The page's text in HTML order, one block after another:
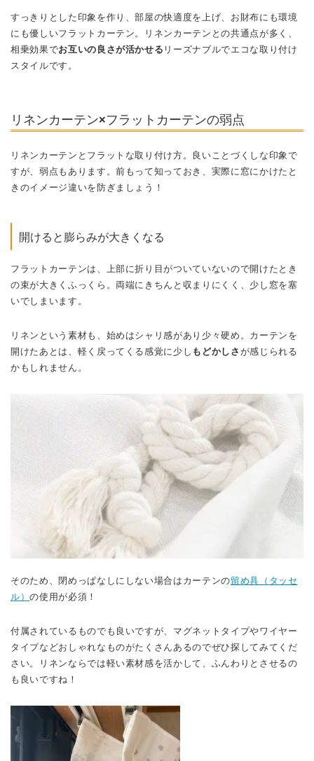
すっきりとした印象を作り、部屋の快適度を上げ、お財布にも環境
にも優しいフラットカーテン。リネンカーテンとの共通点が多く、
相乗効果でお互いの良さが活かせる リーズナブルでエコな取り付け
スタイルです。
リネンカーテン×フラットカーテンの弱点
リネンカーテンとフラットな取り付け方。良いことづくしな印象で
すが、弱点もあります。前もって知っておき、実際に窓にかけたと
きのイメージ違いを防ぎましょう！
開けると膨らみが大きくなる
フラットカーテンは、上部に折り目がついていないので開けたとき
の束が大きくふっくら。両端にきちんと収まりにくく、少し窓を塞
いでしまいます。
リネンという素材も、始めはシャリ感があり少々硬め。カーテンを
開けたあとは、軽く戻ってくる感覚に少し もどかしさ が感じられる
かもしれません。
そのため、閉めっぱなしにしない場合はカーテンの留め具（タッセ
ル）の使用が必須！
付属されているものでも良いですが、マグネットタイプやワイヤー
タイプなどおしゃれなものがたくさんあるのでぜひ探してみてくだ
さい。リネンならでは軽い素材感を活かして、ふんわりとさせるの
も良いですね！